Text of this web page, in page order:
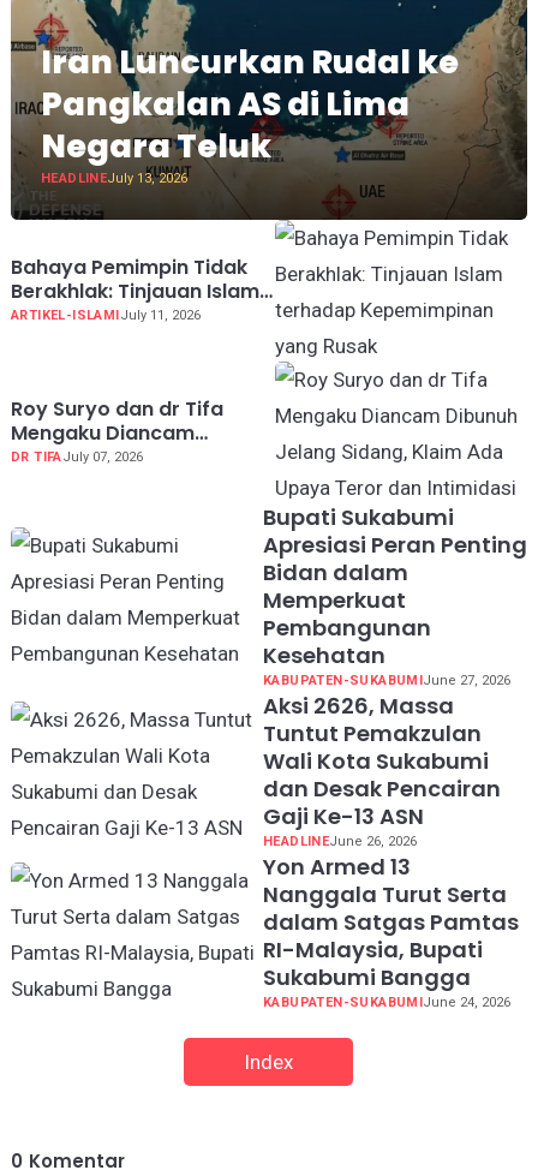
Iran Luncurkan Rudal ke
Pangkalan AS di Lima
Negara Teluk
HEADLINEJuly 13, 2026
Bahaya Pemimpin Tidak
Berakhlak: Tinjauan Islam
terhadap Kepemimpinan
ARTIKEL-ISLAMIJuly 11, 2026
Roy Suryo dan dr Tifa
Mengaku Diancam
Dibunuh Jelang Sidang,
DR TIFAJuly 07, 2026
Bupati Sukabumi
Apresiasi Peran Penting
Bidan dalam
Memperkuat
Pembangunan
Kesehatan
KABUPATEN-SUKABUMI June 27, 2026
Aksi 2626, Massa
Tuntut Pemakzulan
Wali Kota Sukabumi
dan Desak Pencairan
Gaji Ke-13 ASN
HEADLINEJune 26, 2026
Yon Armed 13
Nanggala Turut Serta
dalam Satgas Pamtas
RI-Malaysia, Bupati
Sukabumi Bangga
KABUPATEN-SUKABUMI June 24, 2026
Index
0 Komentar